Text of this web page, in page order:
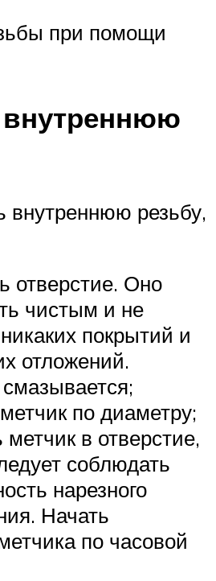
при помощи
внутреннюю резьбу,
отверстие. Оно
чистым и не
покрытий и
отложений.
по диаметру;
метчик в отверстие,
соблюдать
нарезного
Начать
по часовой